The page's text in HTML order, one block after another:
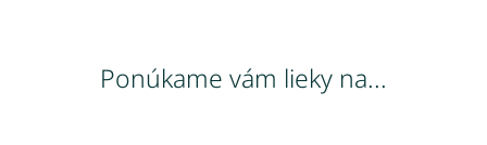
Ponúkame vám lieky na...